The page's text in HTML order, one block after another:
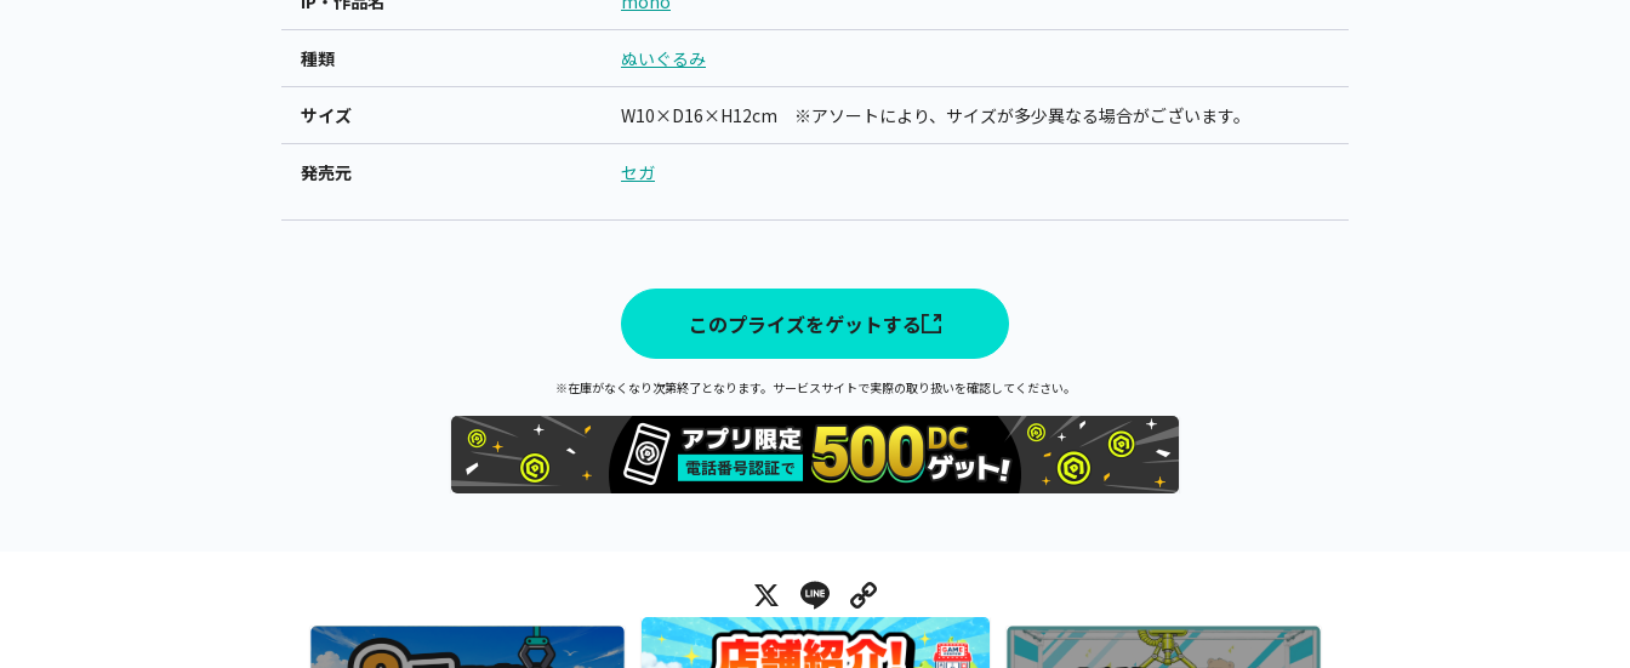
種類 ぬいぐるみ
サイズ W10×D16×H12cm ※アソートにより、サイズが多少異なる場合がございます。
発売元 セガ
このプライズをゲットする
※在庫がなくなり次第終了となります。サービスサイトで実際の取り扱いを確認してください。
X Line